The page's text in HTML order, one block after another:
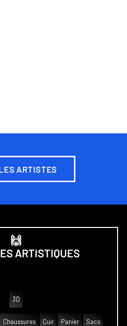
ARTISTES
🙌
ARTISTIQUES
3D
Chaussures Cuir Panier Sacs